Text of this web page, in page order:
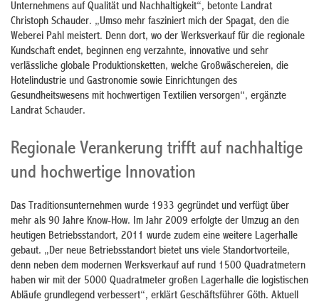
Unternehmens auf Qualität und Nachhaltigkeit“, betonte Landrat
Christoph Schauder. „Umso mehr fasziniert mich der Spagat, den die
Weberei Pahl meistert. Denn dort, wo der Werksverkauf für die regionale
Kundschaft endet, beginnen eng verzahnte, innovative und sehr
verlässliche globale Produktionsketten, welche Großwäschereien, die
Hotelindustrie und Gastronomie sowie Einrichtungen des
Gesundheitswesens mit hochwertigen Textilien versorgen“, ergänzte
Landrat Schauder.
Regionale Verankerung trifft auf nachhaltige
und hochwertige Innovation
Das Traditionsunternehmen wurde 1933 gegründet und verfügt über
mehr als 90 Jahre Know-How. Im Jahr 2009 erfolgte der Umzug an den
heutigen Betriebsstandort, 2011 wurde zudem eine weitere Lagerhalle
gebaut. „Der neue Betriebsstandort bietet uns viele Standortvorteile,
denn neben dem modernen Werksverkauf auf rund 1500 Quadratmetern
haben wir mit der 5000 Quadratmeter großen Lagerhalle die logistischen
Abläufe grundlegend verbessert“, erklärt Geschäftsführer Göth. Aktuell